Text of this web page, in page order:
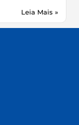
Leia Mais »